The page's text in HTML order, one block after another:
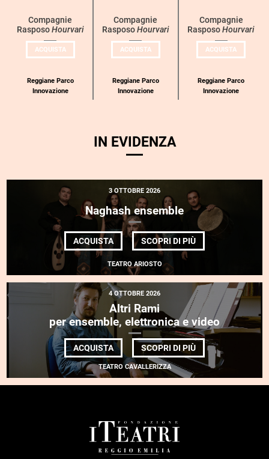
categoria
Compagnie
RasposoHourvari
ACQUISTAUN
BIGLIETTO
Reggiane Parco
Innovazione
Compagnie
RasposoHourvari
ACQUISTAUN
BIGLIETTO
Reggiane Parco
Innovazione
Compagnie
RasposoHourvari
ACQUISTAUN
BIGLIETTO
Reggiane Parco
Innovazione
IN EVIDENZA
3 OTTOBRE 2026
Naghash ensemble
ACQUISTA SCOPRI DI PIÙDI
NAGHASH
TEATRO ARIOSTO
4 OTTOBRE 2026
Altri Rami
per ensemble, elettronica e video
ACQUISTA SCOPRI DI PIÙDI
ALTRI
RAMI
PER
TEATRO CAVALLERIZZA